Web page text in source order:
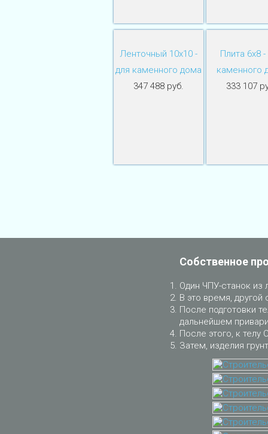
Ленточный 10х10 -
для каменного дома
347 488 руб.
Плита 6х8 -
каменного
333 107
Собственное
Один ЧПУ-станок из
В это время, другой
После подготовки
дальнейшем
После этого, к телу
Затем, изделия